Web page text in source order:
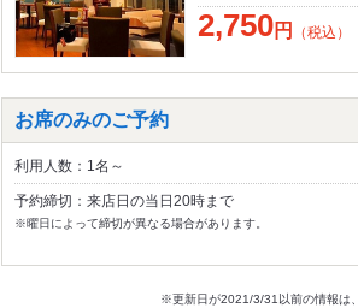
2,750円 （税込）
お席のみのご予約
利用人数：1名～
予約締切：来店日の当日20時まで
※曜日によって締切が異なる場合があります。
※更新日が2021/3/31以前の情報は